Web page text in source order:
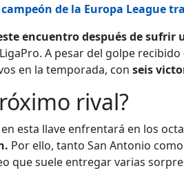
de la Europa League
encuentro después de sufrir
A pesar del golpe
en la temporada, con seis
rival?
esta llave enfrentará en los
Por ello, tanto San Antonio
que suele entregar varias